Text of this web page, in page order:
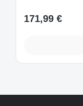
Regulärer Preis:
171,99 €